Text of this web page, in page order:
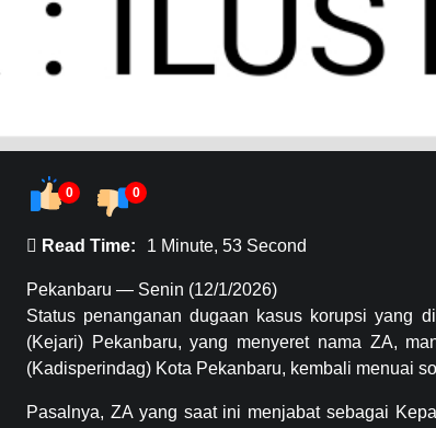
0 0
Read Time: 1 Minute, 53 Second
Pekanbaru — Senin (12/1/2026)
Status penanganan dugaan kasus korupsi yang
(Kejari) Pekanbaru, yang menyeret nama ZA,
(Kadisperindag) Kota Pekanbaru, kembali menuai
Pasalnya, ZA yang saat ini menjabat sebagai